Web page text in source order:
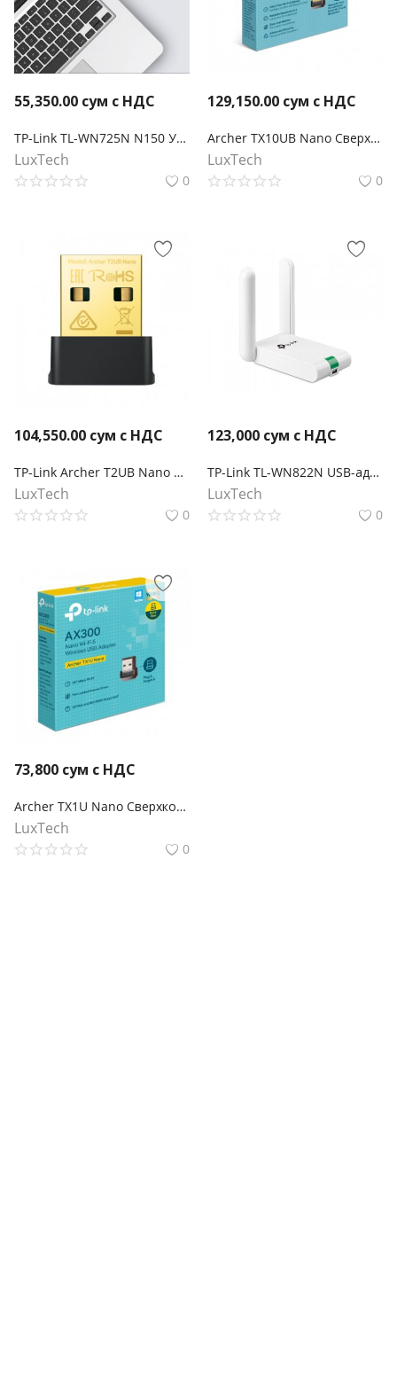
55,350.00 сум с НДС
TP-Link TL-WN725N N150 Ультракомпактный Wi-Fi USB‑адаптер
LuxTech
0
129,150.00 сум с НДС
Archer TX10UB Nano Сверхкомпактный двухдиапазонный USB‑адаптер с поддержкой Wi‑Fi AX900 и Bluetooth 5.3
LuxTech
0
104,550.00 сум с НДС
TP-Link Archer T2UB Nano Сверхкомпактный двухдиапазонный USB‑адаптер с поддержкой Wi‑Fi AC600 и Bluetooth 4.2
LuxTech
0
123,000 сум с НДС
TP-Link TL-WN822N USB-адаптер высокого усиления с поддержкой Wi-Fi N300
LuxTech
0
73,800 сум с НДС
Archer TX1U Nano Сверхкомпактный двухдиапазонный USB-адаптер с поддержкой Wi-Fi AX300
LuxTech
0